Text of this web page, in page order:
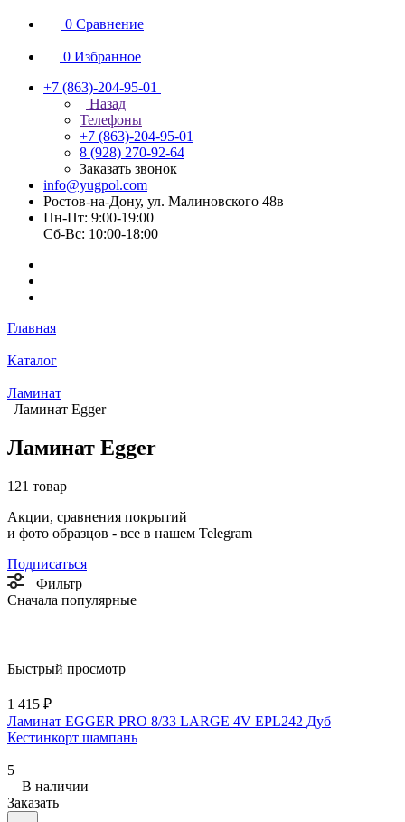
0 Сравнение
0 Избранное
+7 (863)-204-95-01
Назад
Телефоны
+7 (863)-204-95-01
8 (928) 270-92-64
Заказать звонок
info@yugpol.com
Ростов-на-Дону, ул. Малиновского 48в
Пн-Пт: 9:00-19:00
Cб-Вс: 10:00-18:00
Главная
Каталог
Ламинат
Ламинат Egger
Ламинат Egger
121 товар
Акции, сравнения покрытий
и фото образцов - все в нашем Telegram
Подписаться
Фильтр
Сначала популярные
Быстрый просмотр
1 415 ₽
Ламинат EGGER PRO 8/33 LARGE 4V EPL242 Дуб
Кестинкорт шампань
5
В наличии
Заказать